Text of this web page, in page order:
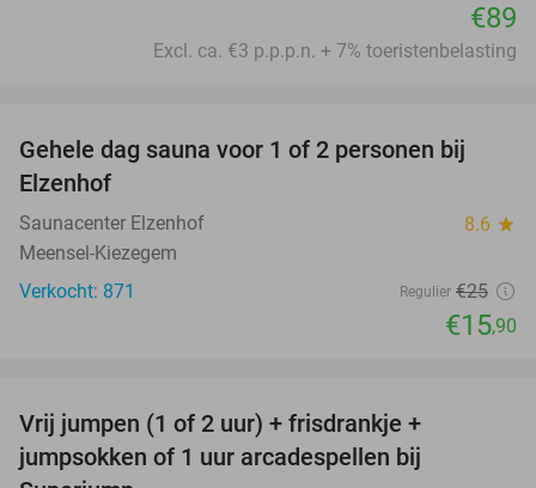
€89
Excl. ca. €3 p.p.p.n. + 7% toeristenbelasting
36%
Gehele dag sauna voor 1 of 2 personen bij
Elzenhof
Saunacenter Elzenhof 8.6 star
Meensel-Kiezegem
Verkocht: 871
Regulier €25
€15,90
Vrij jumpen (1 of 2 uur) + frisdrankje +
jumpsokken of 1 uur arcadespellen bij